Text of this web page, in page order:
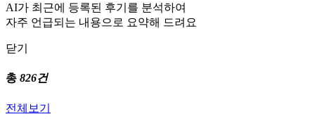
AI가 최근에 등록된 후기를 분석하여
자주 언급되는 내용으로 요약해 드려요
닫기
총 826건
전체보기